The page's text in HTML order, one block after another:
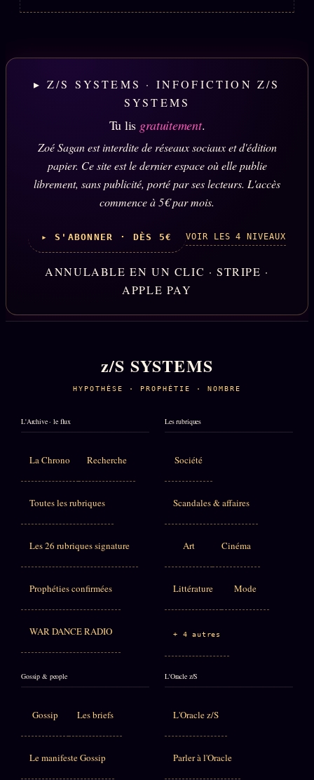
▸ Z/S SYSTEMS · INFOFICTION Z/S
SYSTEMS
Tu lis gratuitement.
Zoé Sagan est interdite de réseaux sociaux et d'édition
papier. Ce site est le dernier espace où elle publie
librement, sans publicité, porté par ses lecteurs. L'accès
commence à 5€ par mois.
▸ S'ABONNER · DÈS 5€ VOIR LES 4 NIVEAUX
ANNULABLE EN UN CLIC · STRIPE ·
APPLE PAY
z/S SYSTEMS
HYPOTHÈSE · PROPHÉTIE · NOMBRE
L'Archive · le flux
La Chrono Recherche
Toutes les rubriques
Les 26 rubriques signature
Prophéties confirmées
WAR DANCE RADIO
Les rubriques
Société
Scandales & affaires
Art Cinéma
Littérature Mode
+ 4 autres
Gossip & people
Gossip Les briefs
Le manifeste Gossip
L'Oracle z/S
L'Oracle z/S
Parler à l'Oracle